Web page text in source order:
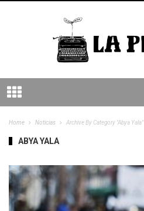
Home Noticias Archive By Category "Abya Yala"
ABYA YALA